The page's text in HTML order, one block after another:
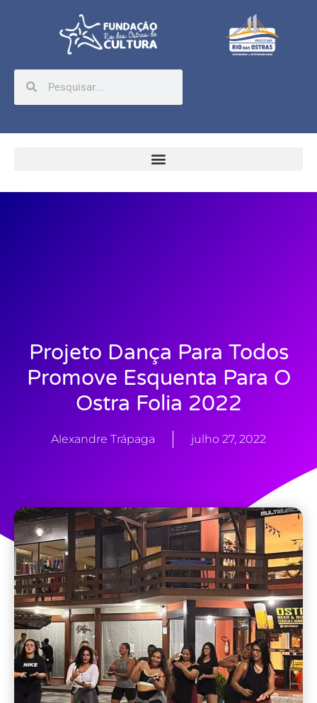
Projeto Dança Para Todos
Promove Esquenta Para O
Ostra Folia 2022
Alexandre Trápaga julho 27, 2022